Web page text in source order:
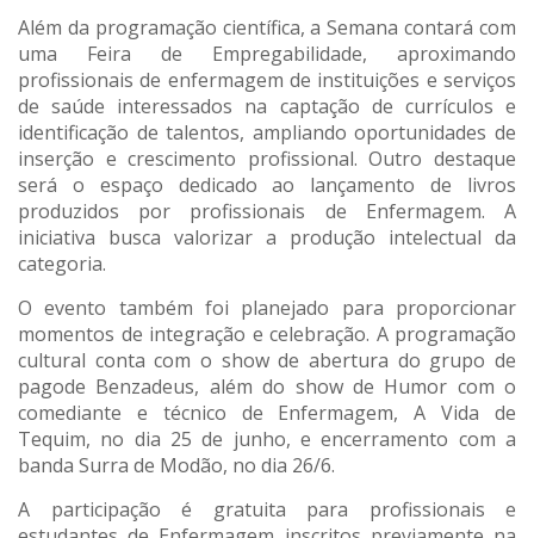
Além da programação científica, a Semana contará com
uma Feira de Empregabilidade, aproximando
profissionais de enfermagem de instituições e serviços
de saúde interessados na captação de currículos e
identificação de talentos, ampliando oportunidades de
inserção e crescimento profissional. Outro destaque
será o espaço dedicado ao lançamento de livros
produzidos por profissionais de Enfermagem. A
iniciativa busca valorizar a produção intelectual da
categoria.
O evento também foi planejado para proporcionar
momentos de integração e celebração. A programação
cultural conta com o show de abertura do grupo de
pagode Benzadeus, além do show de Humor com o
comediante e técnico de Enfermagem, A Vida de
Tequim, no dia 25 de junho, e encerramento com a
banda Surra de Modão, no dia 26/6.
A participação é gratuita para profissionais e